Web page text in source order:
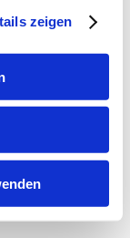
zeigen